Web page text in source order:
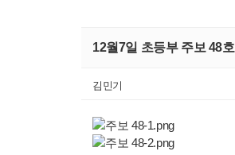
12월7일 초등부 주보 48호
김민기